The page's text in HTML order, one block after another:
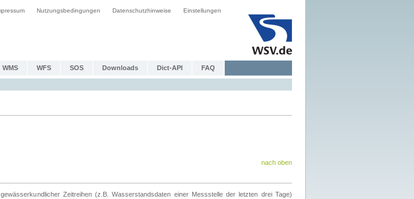
Nutzungsbedingungen Datenschutzhinweise Einstellungen
WMS WFS SOS Downloads Dict-API FAQ
nach oben
Zeitreihen (z.B. Wasserstandsdaten einer Messstelle der letzten drei Tage)